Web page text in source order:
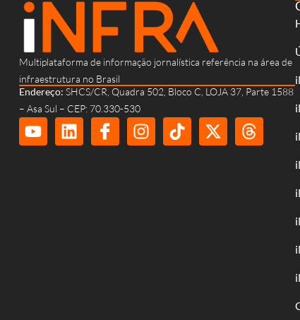
Multiplataforma de informação jornalística referência na área de
infraestrutura no Brasil
Endereço: SHCS/CR, Quadra 502, Bloco C, LOJA 37, Parte 1588
– Asa Sul – CEP: 70.330-530